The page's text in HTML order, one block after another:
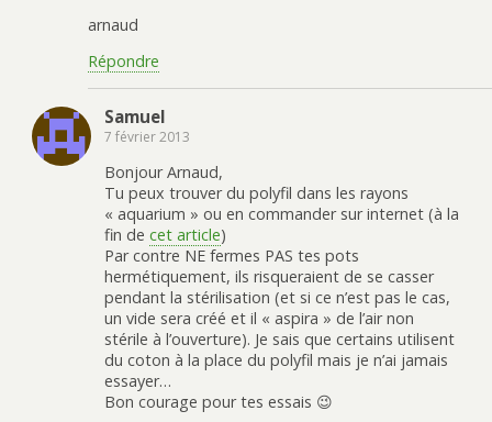
arnaud
Répondre
Samuel
7 février 2013
Bonjour Arnaud,
Tu peux trouver du polyfil dans les rayons
« aquarium » ou en commander sur internet (à la
fin de cet article)
Par contre NE fermes PAS tes pots
hermétiquement, ils risqueraient de se casser
pendant la stérilisation (et si ce n’est pas le cas,
un vide sera créé et il « aspira » de l’air non
stérile à l’ouverture). Je sais que certains utilisent
du coton à la place du polyfil mais je n’ai jamais
essayer…
Bon courage pour tes essais 😉